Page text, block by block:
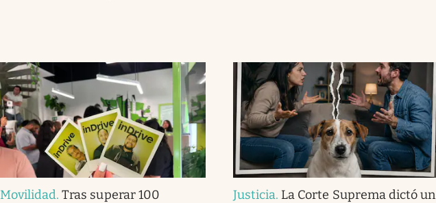
Movilidad.Tras superar 100
Justicia. La Corte Suprema dictó un